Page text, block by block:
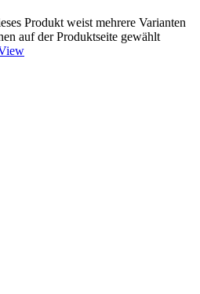
Produkt weist mehrere Varianten
auf der Produktseite gewählt